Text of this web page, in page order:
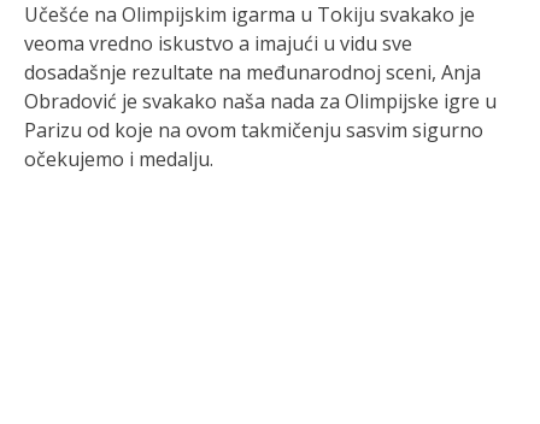
Učešće na Olimpijskim igarma u Tokiju svakako je
veoma vredno iskustvo a imajući u vidu sve
dosadašnje rezultate na međunarodnoj sceni, Anja
Obradović je svakako naša nada za Olimpijske igre u
Parizu od koje na ovom takmičenju sasvim sigurno
očekujemo i medalju.